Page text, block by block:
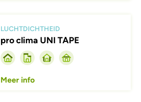
LUCHTDICHTHEID
pro clima UNI TAPE
Meer info